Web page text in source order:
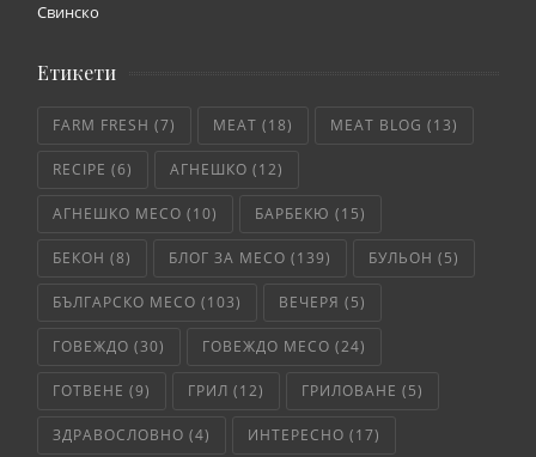
Свинско
Етикети
FARM FRESH (7) MEAT (18) MEAT BLOG (13)
RECIPE (6) АГНЕШКО (12)
АГНЕШКО МЕСО (10) БАРБЕКЮ (15)
БЕКОН (8) БЛОГ ЗА МЕСО (139) БУЛЬОН (5)
БЪЛГАРСКО МЕСО (103) ВЕЧЕРЯ (5)
ГОВЕЖДО (30) ГОВЕЖДО МЕСО (24)
ГОТВЕНЕ (9) ГРИЛ (12) ГРИЛОВАНЕ (5)
ЗДРАВОСЛОВНО (4) ИНТЕРЕСНО (17)